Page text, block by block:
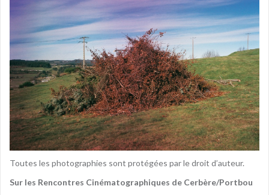
Toutes les photographies sont protégées par le droit d’auteur.
Sur les Rencontres Cinématographiques de Cerbère/Portbou